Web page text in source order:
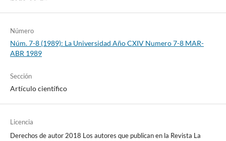
Número
Núm. 7-8 (1989): La Universidad Año CXIV Numero 7-8 MAR-
ABR 1989
Sección
Artículo científico
Licencia
Derechos de autor 2018 Los autores que publican en la Revista La